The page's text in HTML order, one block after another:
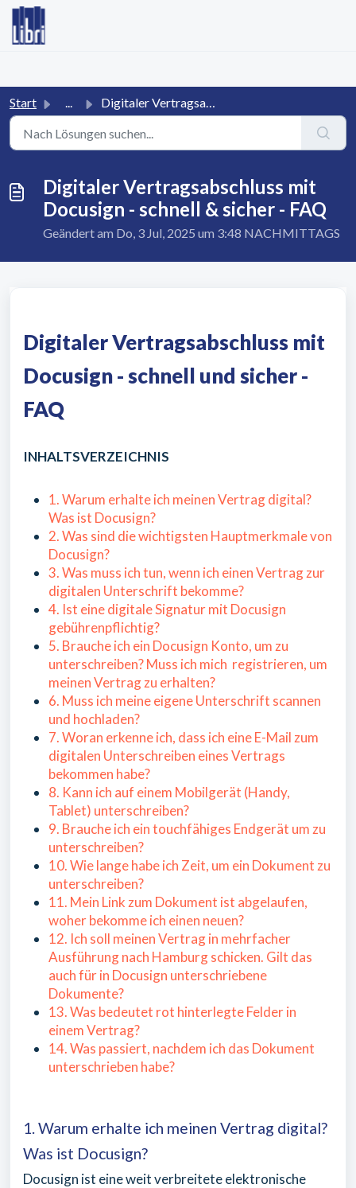
Zum hauptsächlichen Inhalt gehen
Start ... Digitaler Vertragsabschluss mit Docusign - schnell & ...
Digitaler Vertragsabschluss mit
Docusign - schnell & sicher - FAQ
Geändert am Do, 3 Jul, 2025 um 3:48 NACHMITTAGS
Digitaler Vertragsabschluss mit
Docusign - schnell und sicher -
FAQ
INHALTSVERZEICHNIS
1. Warum erhalte ich meinen Vertrag digital?
Was ist Docusign?
2. Was sind die wichtigsten Hauptmerkmale von
Docusign?
3. Was muss ich tun, wenn ich einen Vertrag zur
digitalen Unterschrift bekomme?
4. Ist eine digitale Signatur mit Docusign
gebührenpflichtig?
5. Brauche ich ein Docusign Konto, um zu
unterschreiben? Muss ich mich registrieren, um
meinen Vertrag zu erhalten?
6. Muss ich meine eigene Unterschrift scannen
und hochladen?
7. Woran erkenne ich, dass ich eine E-Mail zum
digitalen Unterschreiben eines Vertrags
bekommen habe?
8. Kann ich auf einem Mobilgerät (Handy,
Tablet) unterschreiben?
9. Brauche ich ein touchfähiges Endgerät um zu
unterschreiben?
10. Wie lange habe ich Zeit, um ein Dokument zu
unterschreiben?
11. Mein Link zum Dokument ist abgelaufen,
woher bekomme ich einen neuen?
12. Ich soll meinen Vertrag in mehrfacher
Ausführung nach Hamburg schicken. Gilt das
auch für in Docusign unterschriebene
Dokumente?
13. Was bedeutet rot hinterlegte Felder in
einem Vertrag?
14. Was passiert, nachdem ich das Dokument
unterschrieben habe?
1. Warum erhalte ich meinen Vertrag digital?
Was ist Docusign?
Docusign ist eine weit verbreitete elektronische